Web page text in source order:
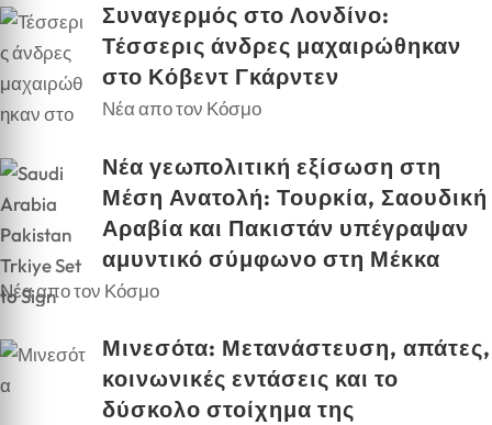
Συναγερμός στο Λονδίνο:
Τέσσερις άνδρες μαχαιρώθηκαν
στο Κόβεντ Γκάρντεν
Νέα απο τον Κόσμο
Νέα γεωπολιτική εξίσωση στη
Μέση Ανατολή: Τουρκία, Σαουδική
Αραβία και Πακιστάν υπέγραψαν
αμυντικό σύμφωνο στη Μέκκα
Νέα απο τον Κόσμο
Μινεσότα: Μετανάστευση, απάτες,
κοινωνικές εντάσεις και το
δύσκολο στοίχημα της